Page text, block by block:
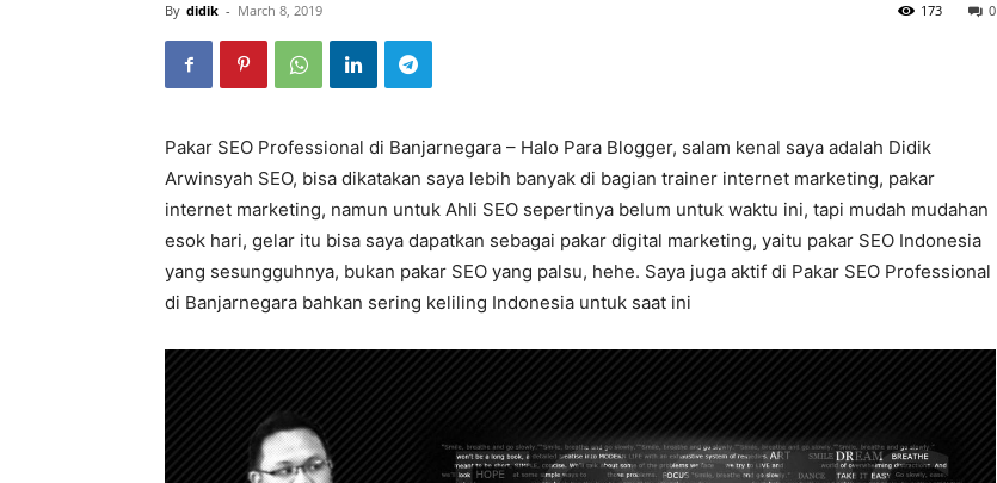
By didik - March 8, 2019 0
173
Pakar SEO Professional di Banjarnegara – Halo Para Blogger, salam kenal saya adalah Didik
Arwinsyah SEO, bisa dikatakan saya lebih banyak di bagian trainer internet marketing, pakar
internet marketing, namun untuk Ahli SEO sepertinya belum untuk waktu ini, tapi mudah mudahan
esok hari, gelar itu bisa saya dapatkan sebagai pakar digital marketing, yaitu pakar SEO Indonesia
yang sesungguhnya, bukan pakar SEO yang palsu, hehe. Saya juga aktif di Pakar SEO Professional
di Banjarnegara bahkan sering keliling Indonesia untuk saat ini